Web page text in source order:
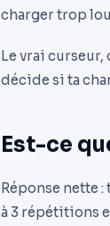
charger trop
Le vrai curseur,
décide si ta
Est-ce
Réponse nette
à 3 répétitions